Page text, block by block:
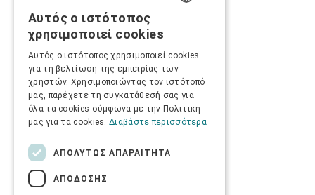
Αυτός ο ιστότοπος
χρησιμοποιεί cookies
Αυτός ο ιστότοπος χρησιμοποιεί cookies
για τη βελτίωση της εμπειρίας των
χρηστών. Χρησιμοποιώντας τον ιστότοπό
μας, παρέχετε τη συγκατάθεσή σας για
όλα τα cookies σύμφωνα με την Πολιτική
μας για τα cookies. Διαβάστε περισσότερα
ΑΠΟΛΎΤΩΣ ΑΠΑΡΑΊΤΗΤΑ
ΑΠΌΔΟΣΗΣ